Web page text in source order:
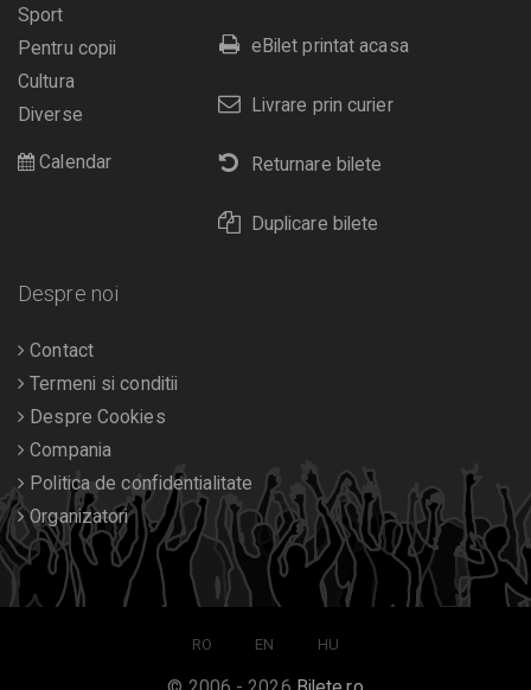
eBilet printat acasa
Livrare prin curier
Returnare bilete
Duplicare bilete
Sport
Pentru copii
Cultura
Diverse
Calendar
Despre noi
Contact
Termeni si conditii
Despre Cookies
Compania
Politica de confidentialitate
Organizatori
RO EN HU